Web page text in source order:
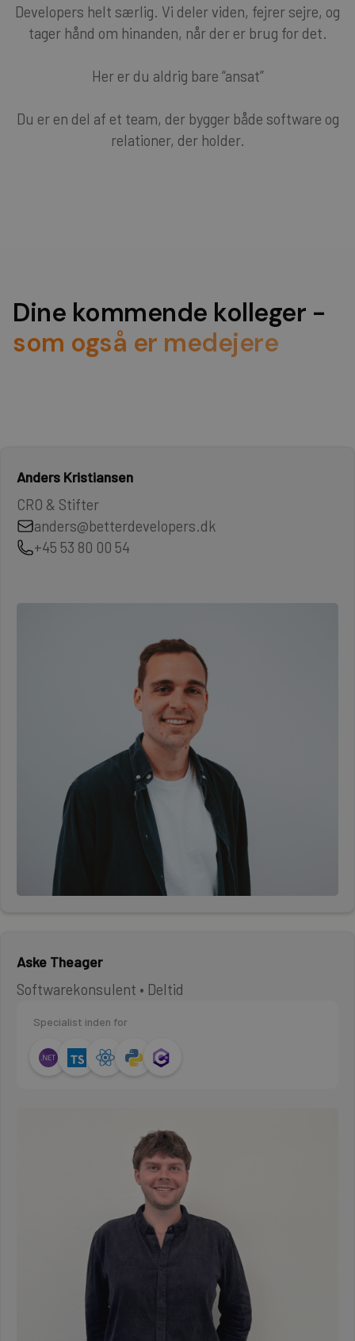
Developers helt særlig. Vi deler viden, fejrer sejre, og
tager hånd om hinanden, når der er brug for det.
Her er du aldrig bare “ansat”
Du er en del af et team, der bygger både software og
relationer, der holder.
Dine kommende kolleger -
som også er medejere
Anders Kristiansen
CRO & Stifter
anders@betterdevelopers.dk
+45 53 80 00 54
Aske Theager
Softwarekonsulent • Deltid
Specialist inden for